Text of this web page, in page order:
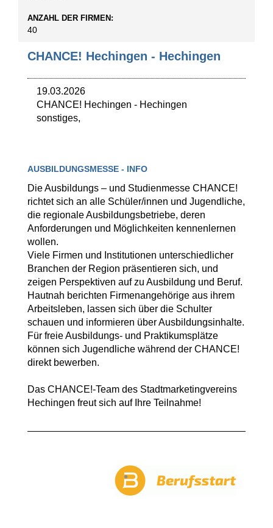
ANZAHL DER FIRMEN:
40
CHANCE! Hechingen - Hechingen
19.03.2026
CHANCE! Hechingen - Hechingen
sonstiges,
AUSBILDUNGSMESSE - INFO
Die Ausbildungs – und Studienmesse CHANCE!
richtet sich an alle Schüler/innen und Jugendliche,
die regionale Ausbildungsbetriebe, deren
Anforderungen und Möglichkeiten kennenlernen
wollen.
Viele Firmen und Institutionen unterschiedlicher
Branchen der Region präsentieren sich, und
zeigen Perspektiven auf zu Ausbildung und Beruf.
Hautnah berichten Firmenangehörige aus ihrem
Arbeitsleben, lassen sich über die Schulter
schauen und informieren über Ausbildungsinhalte.
Für freie Ausbildungs- und Praktikumsplätze
können sich Jugendliche während der CHANCE!
direkt bewerben.
Das CHANCE!-Team des Stadtmarketingvereins
Hechingen freut sich auf Ihre Teilnahme!